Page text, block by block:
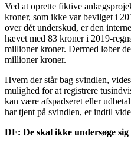
Ved at oprette fiktive
kroner, som ikke var bevilget i
over dét underskud, er den
hævet med 83 kroner i 2019-
millioner kroner. Dermed løber
millioner kroner.
Hvem der står bag svindlen,
mulighed for at registrere
kan være afspadseret eller
har tjent på svindlen, er indtil
DF: De skal ikke undersøge sig